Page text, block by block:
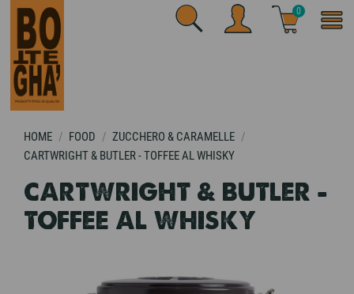
0
HOME FOOD
ZUCCHERO & CARAMELLE
CARTWRIGHT & BUTLER - TOFFEE AL WHISKY
CARTWRIGHT & BUTLER -
TOFFEE AL WHISKY